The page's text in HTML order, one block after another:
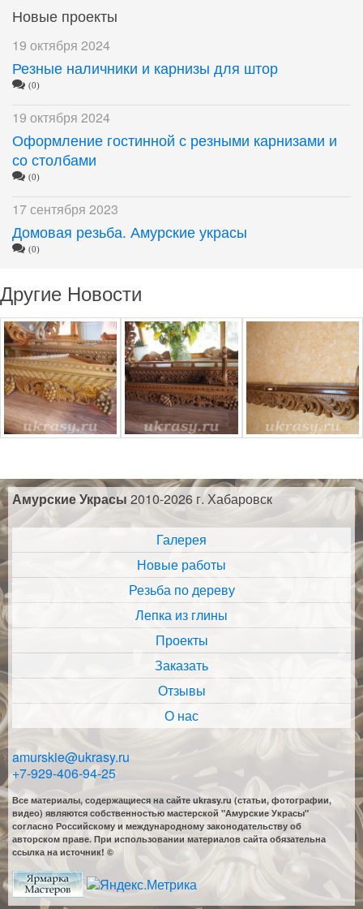
Новые проекты
19 октября 2024
Резные наличники и карнизы для штор
(0)
19 октября 2024
Оформление гостинной с резными карнизами и
со столбами
(0)
17 сентября 2023
Домовая резьба. Амурские украсы
(0)
Другие Новости
Амурские Украсы 2010-2026 г. Хабаровск
Галерея
Новые работы
Резьба по дереву
Лепка из глины
Проекты
Заказать
Отзывы
О нас
amurskie@ukrasy.ru
+7-929-406-94-25
Все материалы, содержащиеся на сайте ukrasy.ru (статьи, фотографии,
видео) являются собственностью мастерской "Амурские Украсы"
согласно Российскому и международному законодательству об
авторском праве. При использовании материалов сайта обязательна
ссылка на источник! ©